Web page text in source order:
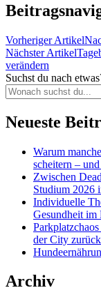
Vorheriger Artikel
Nächster Artikel
verändern
Suchst du nach
Neueste
Warum
scheitern –
Zwischen
Studium 2026
Individuelle
Gesundheit im
der City zurück
Archiv